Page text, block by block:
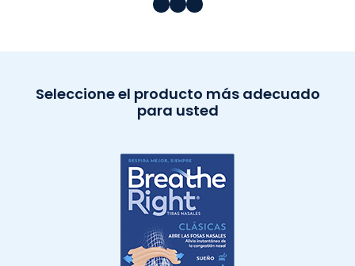
Seleccione el producto más adecuado
para usted